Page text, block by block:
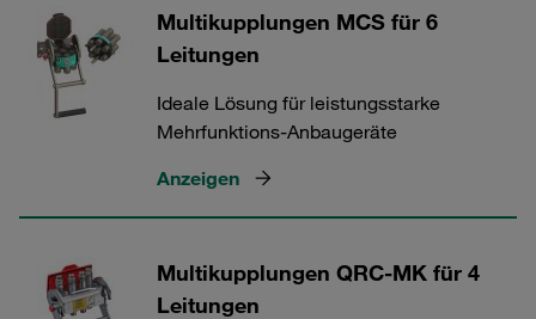
Multikupplungen MCS für 6
Leitungen
Ideale Lösung für leistungsstarke
Mehrfunktions‑Anbaugeräte
Anzeigen
Multikupplungen QRC-MK für 4
Leitungen